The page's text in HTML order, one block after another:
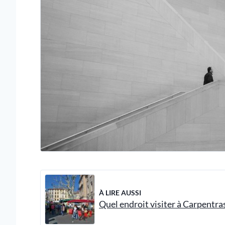
À LIRE AUSSI
Quel endroit visiter à